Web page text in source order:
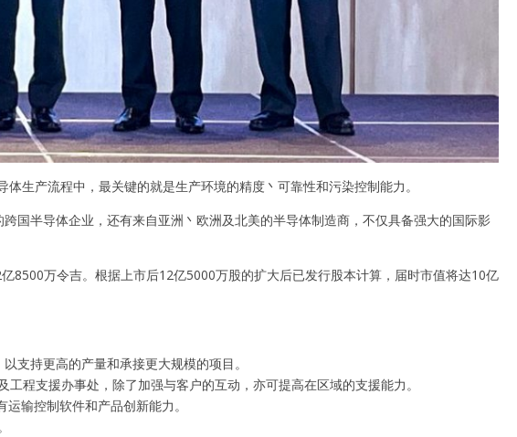
生产流程中，最关键的就是生产环境的精度丶可靠性和污染控制能力。
国半导体企业，还有来自亚洲丶欧洲及北美的半导体制造商，不仅具备强大的国际影
8500万令吉。根据上市后12亿5000万股的扩大后已发行股本计算，届时市值将达10亿
支持更高的产量和承接更大规模的项目。
程支援办事处，除了加强与客户的互动，亦可提高在区域的支援能力。
输控制软件和产品创新能力。